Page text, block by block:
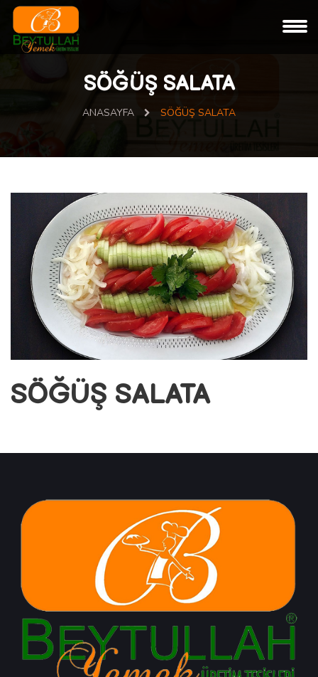
SÖĞÜŞ SALATA
ANASAYFA SÖĞÜŞ SALATA
SÖĞÜŞ SALATA